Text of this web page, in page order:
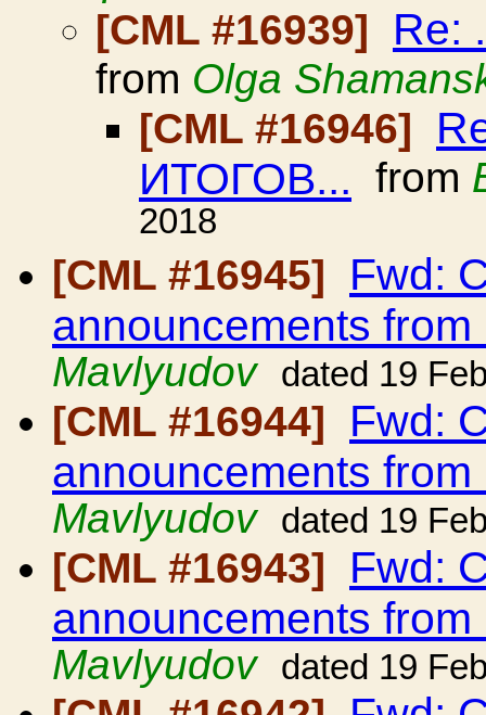
[CML #16939]
from Olga
[CML #16946]
ИТОГОВ... from
2018
[CML #16945]
Fwd:
announcements from
Mavlyudov
dated 19
[CML #16944] Fwd:
announcements from
Mavlyudov
dated 19
[CML #16943] Fwd:
announcements from
Mavlyudov
dated 19